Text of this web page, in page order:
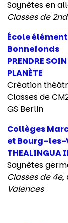
Saynètes en
Classes de
École
Bonnefonds
PRENDRE
PLANÈTE
Création
Classes de
GS Berlin
Collèges
et Bourg-les-
THEALINGUA
Saynètes
Classes de
Valences